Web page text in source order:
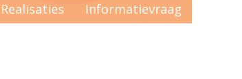
Realisaties Informatievraag